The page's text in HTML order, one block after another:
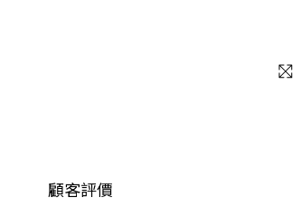
顧客評價